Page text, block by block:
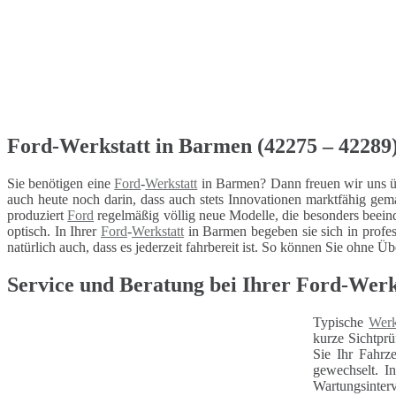
Ford-Werkstatt in Barmen (42275 –
Sie benötigen eineFord-Werkstatt in Barmen? Dann freuen wir uns
auch heute noch darin, dass auch stets Innovationen marktfähig
produziertFord regelmäßig völlig neue Modelle, die besonders
optisch. In Ihrer Ford-Werkstattin Barmen begeben sie sich in
natürlich auch, dass es jederzeit fahrbereit ist. So können Sie ohne
Service und Beratung bei Ihrer Ford-
Typische
kurze
Sie Ihr
gewechselt.